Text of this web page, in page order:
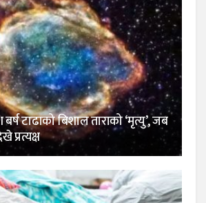
टाढाको बिशाल ताराको ‘मृत्यु’, जब
प्रत्यक्ष